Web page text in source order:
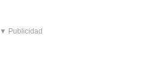
▼ Publicidad